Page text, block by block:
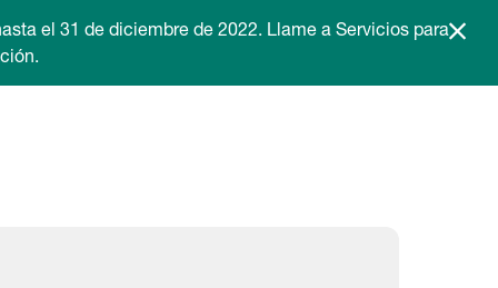
el 31 de diciembre de 2022. Llame a Servicios para